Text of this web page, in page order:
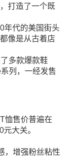
打造了一个既
年代的美国街头
像是从古着店
多款爆款鞋
列，一经发售
恤售价普遍在
大关。
，增强粉丝粘性